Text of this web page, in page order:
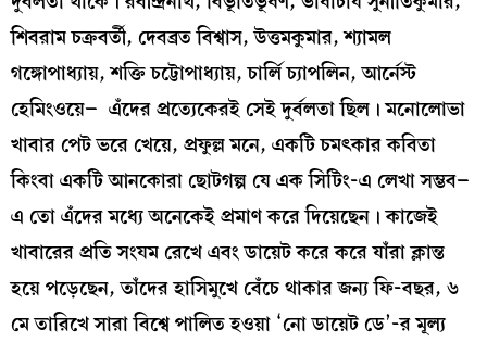
শিবরাম চক্রবর্তী, দেবব্রত বিশ্বাস, উত্তমকুমার, শ্যামল
গঙ্গোপাধ্যায়, শক্তি চট্টোপাধ্যায়, চার্লি চ্যাপলিন, আর্নেস্ট
হেমিংওয়ে– এঁদের প্রত্যেকেরই সেই দুর্বলতা ছিল। মনোলোভা
খাবার পেট ভরে খেয়ে, প্রফুল্ল মনে, একটি চমৎকার কবিতা
কিংবা একটি আনকোরা ছোটগল্প যে এক সিটিং-এ লেখা সম্ভব–
এ তো এঁদের মধ্যে অনেকেই প্রমাণ করে দিয়েছেন। কাজেই
খাবারের প্রতি সংযম রেখে এবং ডায়েট করে করে যাঁরা ক্লান্ত
হয়ে পড়েছেন, তাঁদের হাসিমুখে বেঁচে থাকার জন্য ফি-বছর, ৬
মে তারিখে সারা বিশ্বে পালিত হওয়া ‘নো ডায়েট ডে’-র মূল্য